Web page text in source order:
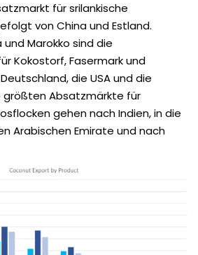
für srilankische
von China und Estland.
und Marokko sind die
Kokostorf, Fasermark und
die USA und die
größten Absatzmärkte für
gehen nach Indien, in die
Arabischen Emirate und nach